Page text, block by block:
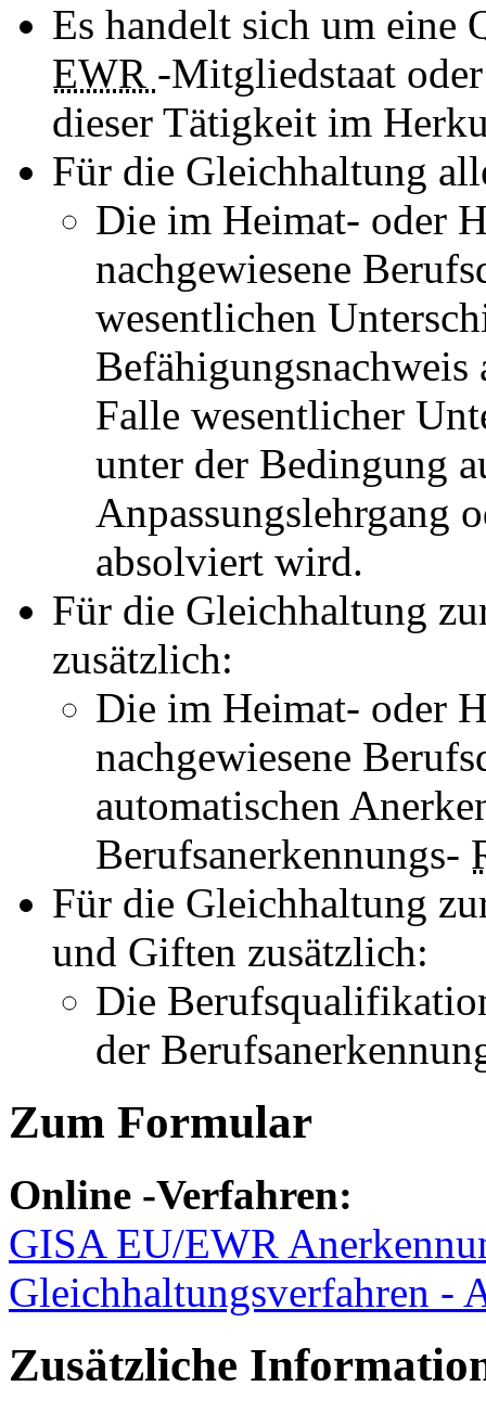
Es handelt sich um
EWR -Mitgliedstaat
dieser Tätigkeit im
Für die Gleichhaltung
Die im Heimat- oder
nachgewiesene
wesentlichen
Falle wesentlicher
unter der Bedingung
Anpassungslehrgang
absolviert wird.
Für die Gleichhaltung
zusätzlich:
Die im Heimat- oder
nachgewiesene
automatischen
Berufsanerkennungs-
Für die Gleichhaltung
und Giften zusätzlich:
Die
der
Zum Formular
Online -Verfahren:
GISA EU/EWR
Gleichhaltungsverfahren -
Zusätzliche